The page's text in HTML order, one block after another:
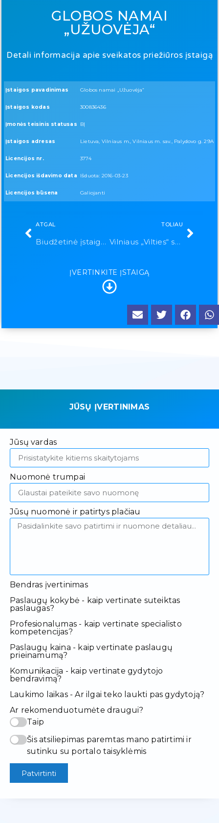
GLOBOS NAMAI
„UŽUOVĖJA“
Detali informacija apie sveikatos priežiūros įstaigą
Įstaigos pavadinimas Globos namai „Užuovėja“
Įstaigos kodas 300836436
Įmonės teisinis statusas BĮ
Įstaigos adresas Lietuva, Vilniaus m., Vilniaus m. sav., Palydovo g. 29A
Licencijos nr. 3774
Licencijos išdavimo data Išduota: 2016-03-23
Licencijos būsena Galiojanti
ATGAL
Biudžetinė įstaiga dienos centras „Šviesa”
TOLIAU
Vilniaus „Vilties“ specialioji mokykla – daugiafunkcinis centras
ĮVERTINKITE ĮSTAIGĄ
JŪSŲ ĮVERTINIMAS
Jūsų vardas
Nuomonė trumpai
Jūsų nuomonė ir patirtys plačiau
Bendras įvertinimas
Paslaugų kokybė - kaip vertinate suteiktas
paslaugas?
Profesionalumas - kaip vertinate specialisto
kompetencijas?
Paslaugų kaina - kaip vertinate paslaugų
prieinamumą?
Komunikacija - kaip vertinate gydytojo
bendravimą?
Laukimo laikas - Ar ilgai teko laukti pas gydytoją?
Ar rekomenduotumėte draugui?
Taip
Šis atsiliepimas paremtas mano patirtimi ir
sutinku su portalo taisyklėmis
Patvirtinti